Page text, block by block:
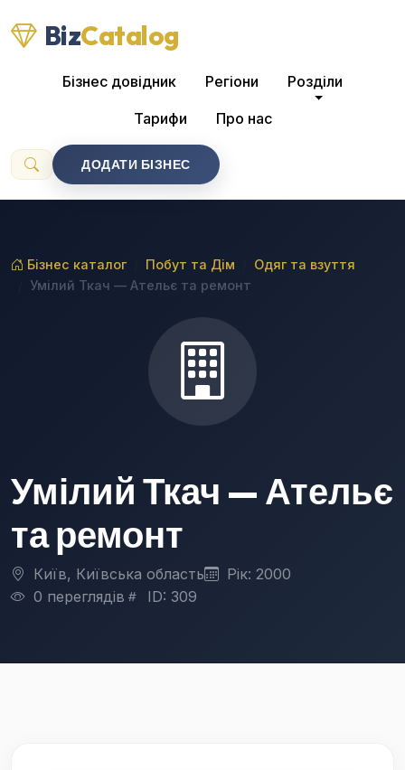
BizCatalog
Бізнес довідник Регіони Розділи
Тарифи Про нас
ДОДАТИ БІЗНЕС
Бізнес каталог Побут та Дім
Одяг та взуття
Умілий Ткач — Ательє та ремонт
Умілий Ткач — Ательє
та ремонт
Київ, Київська область
Рік: 2000
0 переглядів
ID: 309